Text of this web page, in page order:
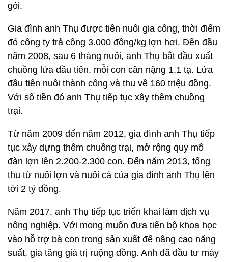
gói.
Gia đình anh Thụ được tiền nuôi gia công, thời điểm
đó công ty trả công 3.000 đồng/kg lợn hơi. Đến đầu
năm 2008, sau 6 tháng nuôi, anh Thụ bắt đầu xuất
chuồng lứa đầu tiên, mỗi con cân nặng 1,1 tạ. Lứa
đầu tiên nuôi thành công và thu về 160 triệu đồng.
Với số tiền đó anh Thụ tiếp tục xây thêm chuồng
trại.
Từ năm 2009 đến năm 2012, gia đình anh Thụ tiếp
tục xây dựng thêm chuồng trại, mở rộng quy mô
đàn lợn lên 2.200-2.300 con. Đến năm 2013, tổng
thu từ nuôi lợn và nuôi cá của gia đình anh Thụ lên
tới 2 tỷ đồng.
Năm 2017, anh Thụ tiếp tục triển khai làm dịch vụ
nông nghiệp. Với mong muốn đưa tiến bộ khoa học
vào hỗ trợ bà con trong sản xuất để nâng cao năng
suất, gia tăng giá trị ruộng đồng. Anh đã đầu tư máy